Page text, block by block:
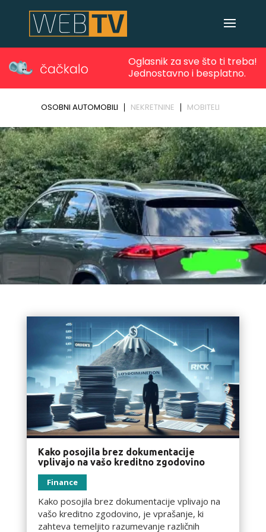
Kako posojila brez dokumentacije
vplivajo na vašo kreditno zgodovino
Finance
Kako posojila brez dokumentacije vplivajo na
vašo kreditno zgodovino, je vprašanje, ki
zahteva temeljito razumevanje različnih